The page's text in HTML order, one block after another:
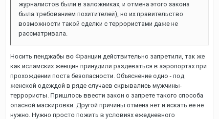
журналистов были в заложниках, и отмена этого закона
была требованием похитителей), но их правительство
возможности такой сделки с террористами даже не
рассматривала.
Носить пенджабы во Франции действительно запретили, так же
как исламских женщин принудили раздеваться в аэропортах при
прохождении поста безопасности. Объяснение одно - под
женской одеждой в ряде случаев скрывались мужчины-
террористы. Пришлось ввести закон о запрете такого способа
опасной маскировки. Другой причины отмена нет и искать ее не
нужно. Нужно просто пожить в условиях ежедневного